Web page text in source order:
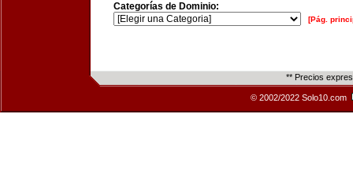
Categorías de Dominio:
[Pág.
** Precios
© 2002/2022 Solo10.com